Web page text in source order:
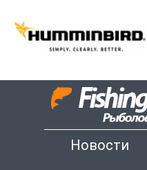
Новости